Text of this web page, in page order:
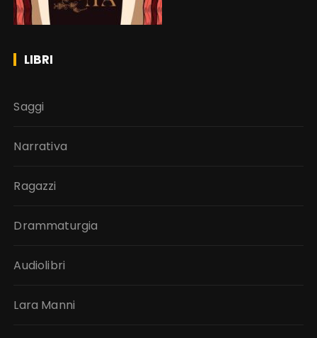
LIBRI
Saggi
Narrativa
Ragazzi
Drammaturgia
Audiolibri
Lara Manni